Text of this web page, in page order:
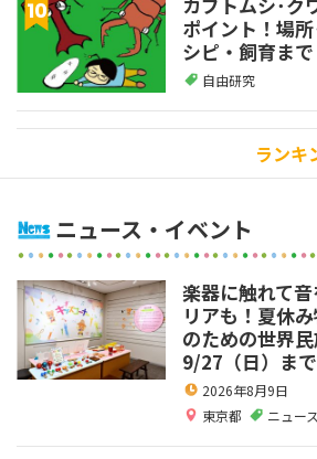
ポイント！場
シピ・飼育まで
自由研究
ランキ
ニュース・イベント
楽器に触れて
リアも！夏休
のための世界
9/27（日）ま
2026年8月9日
東京都
ニュー